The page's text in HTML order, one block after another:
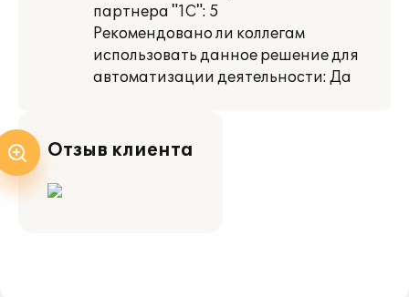
партнера "1С": 5
Рекомендовано ли коллегам
использовать данное решение для
автоматизации деятельности: Да
Отзыв клиента